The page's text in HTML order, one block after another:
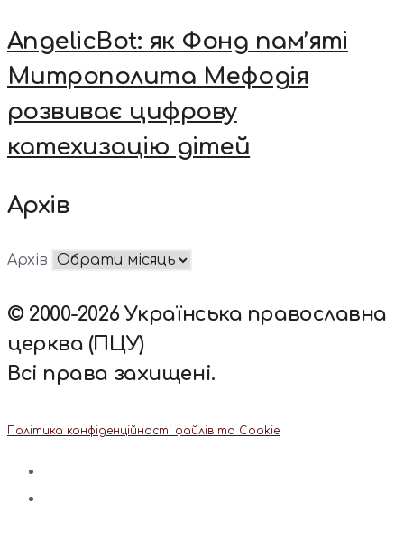
AngelicBot: як Фонд пам’яті
Митрополита Мефодія
розвиває цифрову
катехизацію дітей
Архів
Архів
© 2000-2026 Українська православна
церква (ПЦУ)
Всі права захищені.
Політика конфіденційності файлів та Cookie